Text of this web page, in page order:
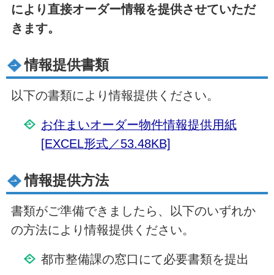
により直接オーダー情報を提供させていただ
きます。
情報提供書類
以下の書類により情報提供ください。
お住まいオーダー物件情報提供用紙
[EXCEL形式／53.48KB]
情報提供方法
書類がご準備できましたら、以下のいずれか
の方法により情報提供ください。
都市整備課の窓口にて必要書類を提出